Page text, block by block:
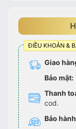
ĐIỀU KHOẢN &
Giao
Bảo mật:
Thanh
cod.
Bảo